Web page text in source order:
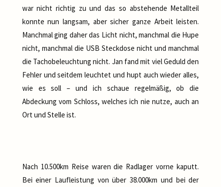
war nicht richtig zu und das so abstehende Metallteil
konnte nun langsam, aber sicher ganze Arbeit leisten.
Manchmal ging daher das Licht nicht, manchmal die Hupe
nicht, manchmal die USB Steckdose nicht und manchmal
die Tachobeleuchtung nicht. Jan fand mit viel Geduld den
Fehler und seitdem leuchtet und hupt auch wieder alles,
wie es soll – und ich schaue regelmäßig, ob die
Abdeckung vom Schloss, welches ich nie nutze, auch an
Ort und Stelle ist.
Nach 10.500km Reise waren die Radlager vorne kaputt.
Bei einer Laufleistung von über 38.000km und bei der